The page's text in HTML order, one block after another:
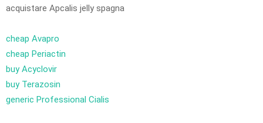
acquistare Apcalis jelly spagna
cheap Avapro
cheap Periactin
buy Acyclovir
buy Terazosin
generic Professional Cialis